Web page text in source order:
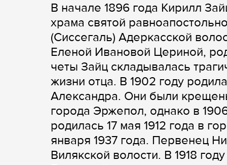
В начале 1896 года Кирилл
храма святой
(Сиссегаль) Адеркасской
Еленой Ивановой Цериной,
четы Зайц складывалась
жизни отца. В 1902 году
Александра. Они были
города Эржепол, однако в
родилась 17 мая 1912 года в
января 1937 года. Первенец
Вилякской волости. В 1918